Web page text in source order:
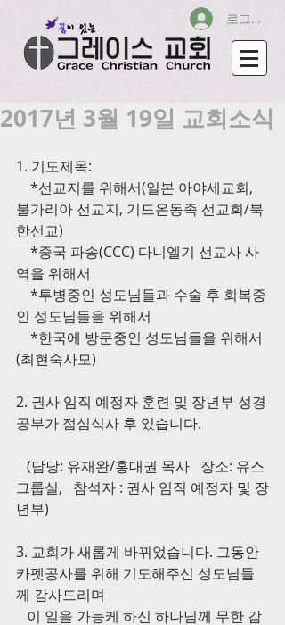
로그인
2017년 3월 19일 교회소식
1. 기도제목:
불가리아 선교지, 기드온동족 선교회/북
한선교)
역을 위해서
인 성도님들을 위해서
(최현숙사모)
2. 권사 임직 예정자 훈련 및 장년부 성경
공부가 점심식사 후 있습니다.
그룹실,   참석자 : 권사 임직 예정자 및 장
년부)
3. 교회가 새롭게 바뀌었습니다. 그동안
카펫공사를 위해 기도해주신 성도님들
께 감사드리며